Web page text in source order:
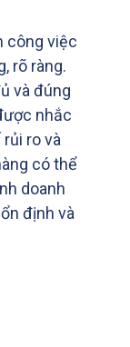
công việc
rõ ràng.
và đúng
nhắc
ro và
có thể
doanh
định và